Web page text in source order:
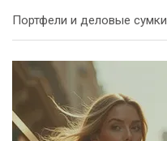
Портфели и деловые сумки